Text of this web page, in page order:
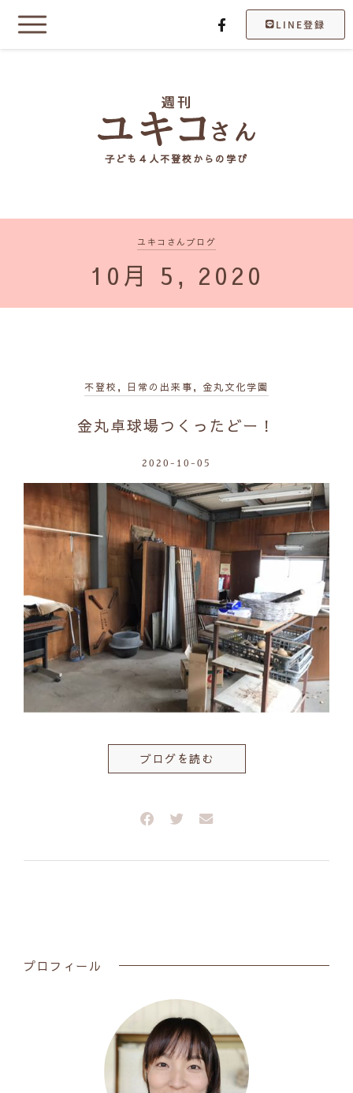
LINE登録
子ども４人不登校からの学び
ユキコさんブログ
10月 5, 2020
不登校 , 日常の出来事, 金丸文化学園
金丸卓球場つくったどー！
2020-10-05
ブログを読む
プロフィール